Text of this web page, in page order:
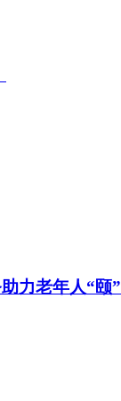
力老年人“颐